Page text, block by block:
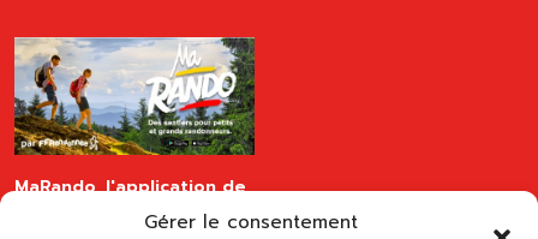
Gérer le consentement
MaRando, l'application de
la FFRandonnée